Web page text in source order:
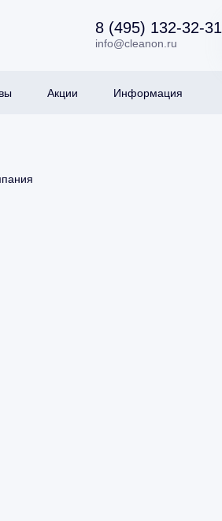
8 (495) 132-32-31
info@cleanon.ru
Акции Информация